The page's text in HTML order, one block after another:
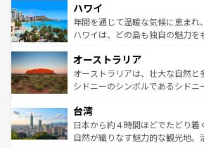
ば市内交通費無料で観光を楽しむことも
着のスイス情報はコンテンツ一覧
のような巨大都市は、観光、ショ
ンメントが詰まった刺激的なスポ
西部には大自然が広がり、グラン
部のニューオーリンズでは、音楽
文化が魅力。旅行者はアメリカの
しみながら、その多様性と豊かな
ならではの贅沢な旅のスタイルだ。 なお、新着のアメリカ
情報はコンテンツ一覧を参照して
ハワイ
年間を通じて温暖な気候に恵まれ
ハワイは、どの島も独自の魅力を
ワイ島は見逃せない。また、定番
島だが、静かな自然を求めるなら
おすすめ。エメラルドグリーンに
れるおもてなしの心で訪れる人々
人々、おいしいローカルフードや
ク、伝統的なフラダンスなど、す
オーストラリア
オーストラリアは、壮大な自然と
シドニーのシンボルであるシドニ
リアリーフや大陸中央部にそびえ
ク）、タスマニアの美しい原生林
ど、見どころがたくさん。また、
台湾
日本から約４時間ほどでたどり着
自然が織りなす魅力的な観光地。